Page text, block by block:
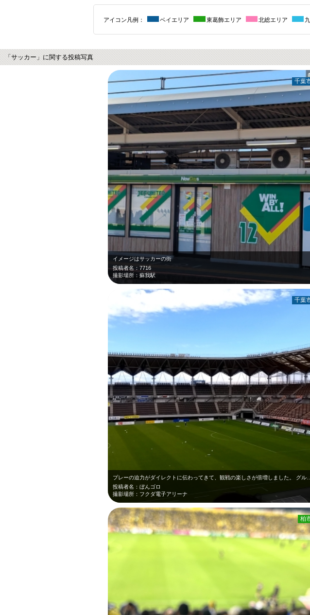
アイコン凡例： ベイエリア 東葛飾エリア 北総エリア
「サッカー」に関する投稿写真
イメージはサッカーの街
投稿者名：7716
撮影場所：蘇我駅
千葉
投稿者名：ぼんゴロ
撮影場所：フクダ電子アリーナ
千葉
柏